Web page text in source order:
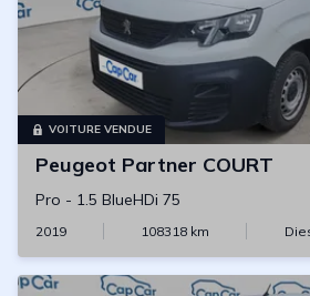
VOITURE VENDUE
Peugeot Partner COURT
Pro - 1.5 BlueHDi 75
2019 108318 km